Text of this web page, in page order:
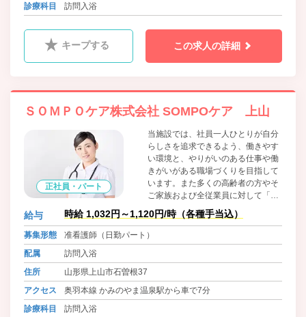
診療科目
訪問入浴
キープする この求人の詳細
ＳＯＭＰＯケア株式会社 SOMPOケア 上山
正社員・パート
当施設では、社員一人ひとりが自分
らしさを追求できるよう、働きやす
い環境と、やりがいのある仕事や働
きがいがある職場づくりを目指して
います。また多くの高齢者の方やそ
ご家族および全従業員に対して「人
間尊重」を経営の基本とし、安心・
安全・健康に資する最高品質の介護
サービスのご提供ならびに働き甲斐
と働きやすい職場の提供を行い、
給与 時給 1,032円～1,120円/時（各種手当込）
募集形態
准看護師（日勤パート）
配属
訪問入浴
住所
山形県上山市石曽根37
アクセス
奥羽本線 かみのやま温泉駅から車で7分
診療科目
訪問入浴